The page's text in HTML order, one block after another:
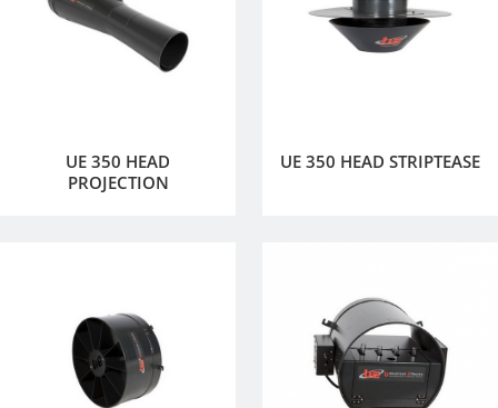
UE 350 HEAD
PROJECTION
UE 350 HEAD STRIPTEASE